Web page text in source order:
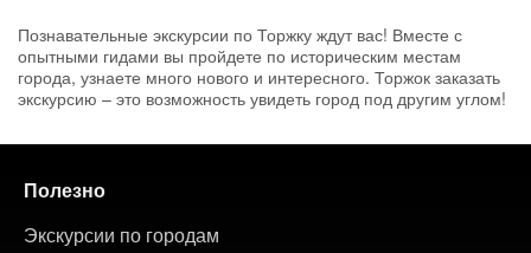
Познавательные экскурсии по Торжку ждут вас! Вместе с
опытными гидами вы пройдете по историческим местам
города, узнаете много нового и интересного. Торжок заказать
экскурсию – это возможность увидеть город под другим углом!
Полезно
Экскурсии по городам